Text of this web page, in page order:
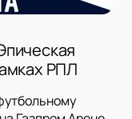
РПЛ